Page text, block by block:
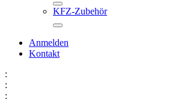
KFZ-Zubehör
Anmelden
Kontakt
:
:
: